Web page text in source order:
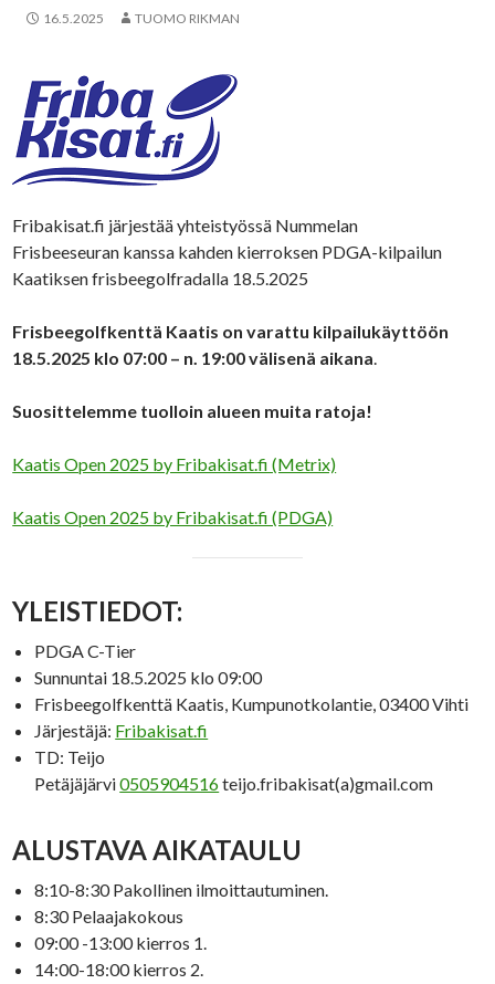
16.5.2025 TUOMO RIKMAN
Fribakisat.fi järjestää yhteistyössä Nummelan
Frisbeeseuran kanssa kahden kierroksen PDGA-kilpailun
Kaatiksen frisbeegolfradalla 18.5.2025
Frisbeegolfkenttä Kaatis on varattu kilpailukäyttöön
18.5.2025 klo 07:00 – n. 19:00 välisenä aikana.
Suosittelemme tuolloin alueen muita ratoja!
Kaatis Open 2025 by Fribakisat.fi (Metrix)
Kaatis Open 2025 by Fribakisat.fi (PDGA)
YLEISTIEDOT:
PDGA C-Tier
Sunnuntai 18.5.2025 klo 09:00
Frisbeegolfkenttä Kaatis, Kumpunotkolantie, 03400 Vihti
Järjestäjä: Fribakisat.fi
TD: Teijo
Petäjäjärvi0505904516teijo.fribakisat(a)gmail.com
ALUSTAVA AIKATAULU
8:10-8:30 Pakollinen ilmoittautuminen.
8:30 Pelaajakokous
09:00 -13:00 kierros 1.
14:00-18:00 kierros 2.